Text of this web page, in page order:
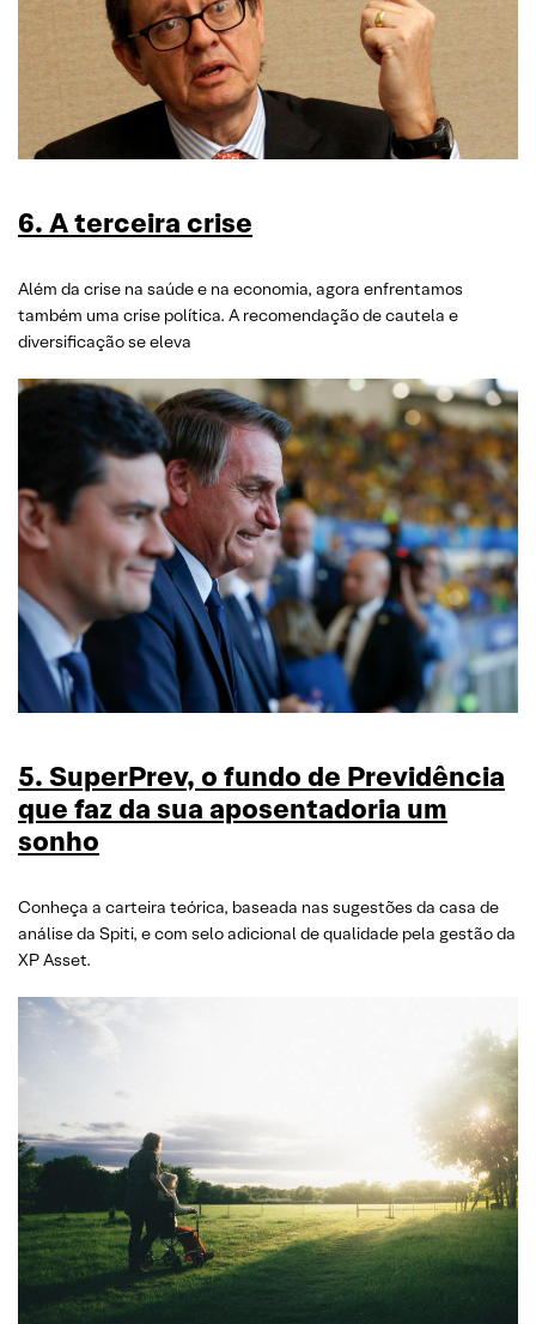
6. A terceira crise
Além da crise na saúde e na economia, agora enfrentamos
também uma crise política. A recomendação de cautela e
diversificação se eleva
5. SuperPrev, o fundo de Previdência
que faz da sua aposentadoria um
sonho
Conheça a carteira teórica, baseada nas sugestões da casa de
análise da Spiti, e com selo adicional de qualidade pela gestão da
XP Asset.